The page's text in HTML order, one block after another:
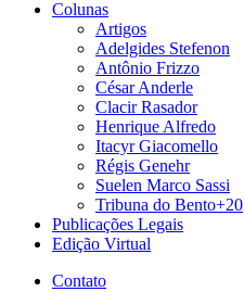
Colunas
Artigos
Adelgides Stefenon
Antônio Frizzo
César Anderle
Clacir Rasador
Henrique Alfredo
Itacyr Giacomello
Régis Genehr
Suelen Marco Sassi
Tribuna do Bento+20
Publicações Legais
Edição Virtual
Contato